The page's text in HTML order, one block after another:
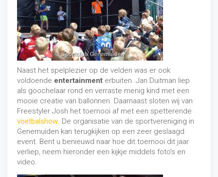
Naast het spelplezier op de velden was er ook
voldoende entertainment erbuiten. Jan Duitman liep
als goochelaar rond en verraste menig kind met een
mooie creatie van ballonnen. Daarnaast sloten wij van
Freestyler Josh het toernooi af met een spetterende
voetbalshow. De organisatie van de sportvereniging in
Genemuiden kan terugkijken op een zeer geslaagd
event. Bent u benieuwd naar hoe dit toernooi dit jaar
verliep, neem hieronder een kijkje middels foto's en
video.